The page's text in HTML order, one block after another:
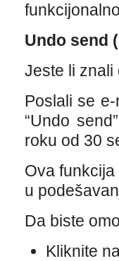
Undo send
Jeste li znali
Poslali se
“Undo
roku od 30
Ova
u
Da biste
Kliknite